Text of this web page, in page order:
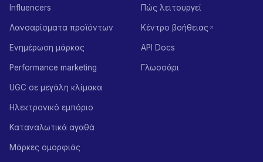
Influencers
Λανσαρίσματα προϊόντων
Ενημέρωση μάρκας
Performance marketing
UGC σε μεγάλη κλίμακα
Ηλεκτρονικό εμπόριο
Καταναλωτικά αγαθά
Μάρκες ομορφιάς
Πώς λειτουργεί
Κέντρο βοήθειας
API Docs
Γλωσσάρι